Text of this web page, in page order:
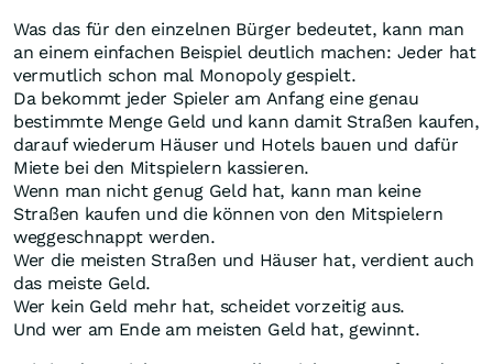
Was das für den einzelnen Bürger bedeutet, kann man
an einem einfachen Beispiel deutlich machen: Jeder hat
vermutlich schon mal Monopoly gespielt.
Da bekommt jeder Spieler am Anfang eine genau
bestimmte Menge Geld und kann damit Straßen kaufen,
darauf wiederum Häuser und Hotels bauen und dafür
Miete bei den Mitspielern kassieren.
Wenn man nicht genug Geld hat, kann man keine
Straßen kaufen und die können von den Mitspielern
weggeschnappt werden.
Wer die meisten Straßen und Häuser hat, verdient auch
das meiste Geld.
Wer kein Geld mehr hat, scheidet vorzeitig aus.
Und wer am Ende am meisten Geld hat, gewinnt.